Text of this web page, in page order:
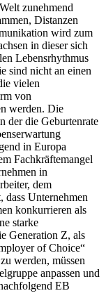
zunehmend
Distanzen
wird zum
in dieser sich
Lebensrhythmus
sind nicht an einen
vielen
von
werden. Die
der die Geburtenrate
in Europa
Fachkräftemangel
in
dem
dass Unternehmen
konkurrieren als
starke
Generation Z, als
of Choice“
werden, müssen
anpassen und
EB